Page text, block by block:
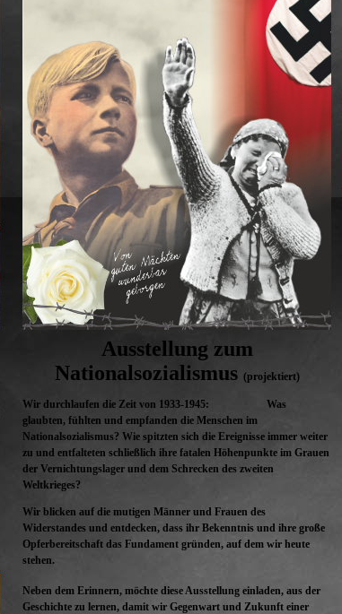
Ausstellung zum
Nationalsozialismus (projektiert)
Wir durchlaufen die Zeit von 1933-1945:
Was
glaubten, fühlten und empfanden die Menschen im
Nationalsozialismus? Wie spitzten sich die Ereignisse immer weiter
zu und entfalteten schließlich ihre fatalen Höhenpunkte im Grauen
der Vernichtungslager und dem Schrecken des zweiten
Weltkrieges?
Wir blicken auf die mutigen Männer und Frauen des
Widerstandes und entdecken, dass ihr Bekenntnis und ihre große
Opferbereitschaft das Fundament gründen, auf dem wir heute
stehen.
Neben dem Erinnern, möchte diese Ausstellung einladen, aus der
Geschichte zu lernen, damit wir Gegenwart und Zukunft einer